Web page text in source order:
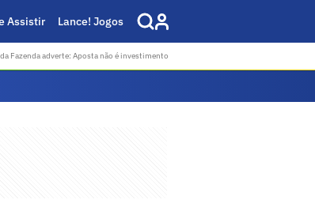
Assistir Lance! Jogos
Fazenda adverte: Aposta não é investimento